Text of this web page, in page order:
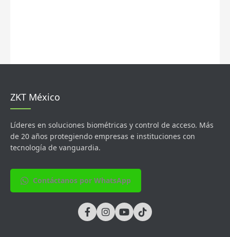
ZKT México
Líderes en soluciones biométricas y control de acceso. Más
de 20 años protegiendo empresas e instituciones con
tecnología de vanguardia.
Contáctanos por WhatsApp